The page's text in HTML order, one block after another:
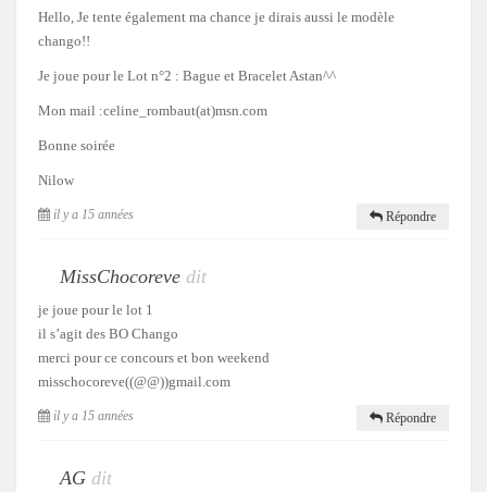
Hello, Je tente également ma chance je dirais aussi le modèle
chango!!
Je joue pour le Lot n°2 : Bague et Bracelet Astan^^
Mon mail :celine_rombaut(at)msn.com
Bonne soirée
Nilow
il y a 15 années Répondre
MissChocoreve dit
je joue pour le lot 1
il s’agit des BO Chango
merci pour ce concours et bon weekend
misschocoreve((@@))gmail.com
il y a 15 années Répondre
AG dit